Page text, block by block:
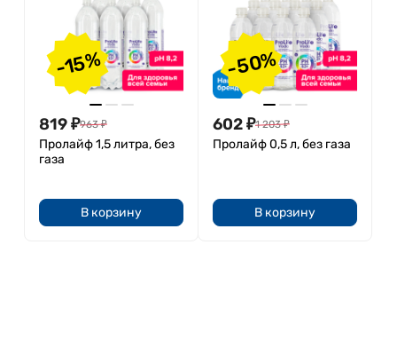
-15%
819₽963 ₽
Пролайф 1,5 литра, без
газа
В корзину
-50%
602₽1 203 ₽
Пролайф 0,5 л, без газа
В корзину